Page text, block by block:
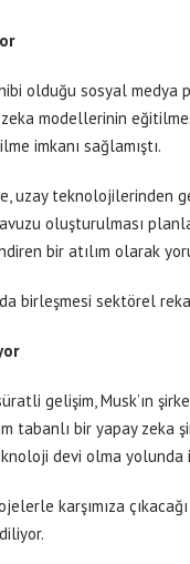
olduğu sosyal
modellerinin
imkanı sağlamıştı.
uzay teknolojilerinden
oluşturulması
bir atılım olarak
birleşmesi sektörel
gelişim, Musk’ın
tabanlı bir yapay
devi olma yolunda
karşımıza